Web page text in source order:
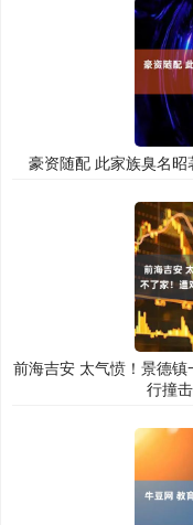
豪资随配 此家族臭名
前海吉安 太气愤！景德
行撞